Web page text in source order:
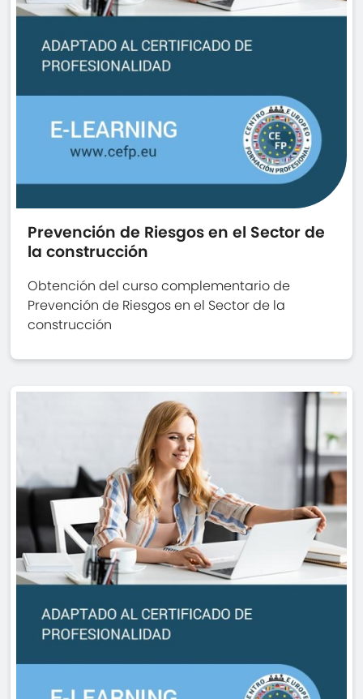
Prevención de Riesgos en el Sector de
la construcción
Obtención del curso complementario de
Prevención de Riesgos en el Sector de la
construcción